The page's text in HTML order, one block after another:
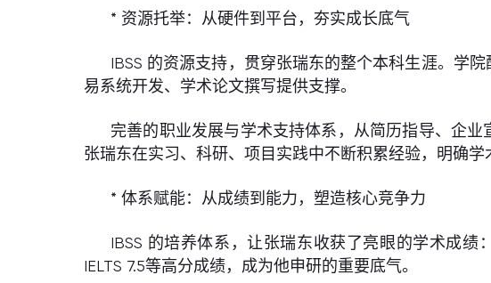
* 资源托举：从硬件到平台，夯实成长底气
IBSS 的资源支持，贯穿张瑞东的整个本科生涯。学
易系统开发、学术论文撰写提供支撑。
完善的职业发展与学术支持体系，从简历指导、企
张瑞东在实习、科研、项目实践中不断积累经验，明确学
* 体系赋能：从成绩到能力，塑造核心竞争力
IBSS 的培养体系，让张瑞东收获了亮眼的学术成绩
IELTS 7.5等高分成绩，成为他申研的重要底气。